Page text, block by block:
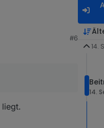
#6
14.
14.